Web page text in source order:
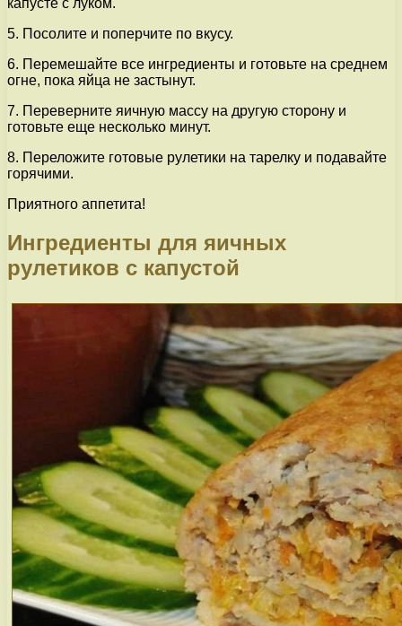
капусте с луком.
5. Посолите и поперчите по вкусу.
6. Перемешайте все ингредиенты и готовьте на среднем
огне, пока яйца не застынут.
7. Переверните яичную массу на другую сторону и
готовьте еще несколько минут.
8. Переложите готовые рулетики на тарелку и подавайте
горячими.
Приятного аппетита!
Ингредиенты для яичных
рулетиков с капустой